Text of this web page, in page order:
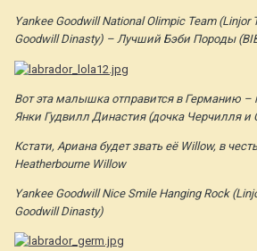
Yankee Goodwill National Olimpic Team (Linjor
Goodwill Dinasty) – Лучший Бэби Породы
Вот эта малышка отправится в Германию
Янки Гудвилл Династия (дочка Черчилля и
Кстати, Ариана будет звать её Willow, в
Heatherbourne Willow
Yankee Goodwill Nice Smile Hanging Rock
Goodwill Dinasty)